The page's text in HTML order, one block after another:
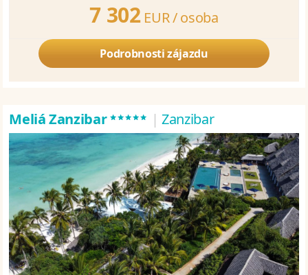
7 302 EUR /osoba
Podrobnosti zájazdu
Meliá Zanzibar***** | Zanzibar